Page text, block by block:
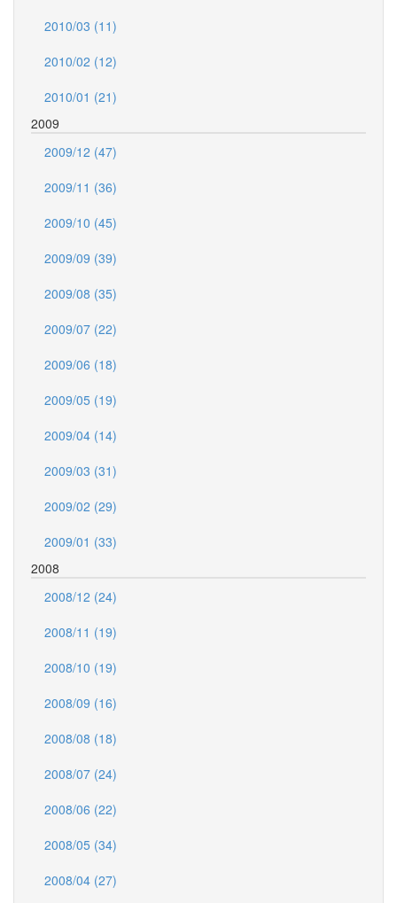
2010/03 (11)
2010/02 (12)
2010/01 (21)
2009
2009/12 (47)
2009/11 (36)
2009/10 (45)
2009/09 (39)
2009/08 (35)
2009/07 (22)
2009/06 (18)
2009/05 (19)
2009/04 (14)
2009/03 (31)
2009/02 (29)
2009/01 (33)
2008
2008/12 (24)
2008/11 (19)
2008/10 (19)
2008/09 (16)
2008/08 (18)
2008/07 (24)
2008/06 (22)
2008/05 (34)
2008/04 (27)